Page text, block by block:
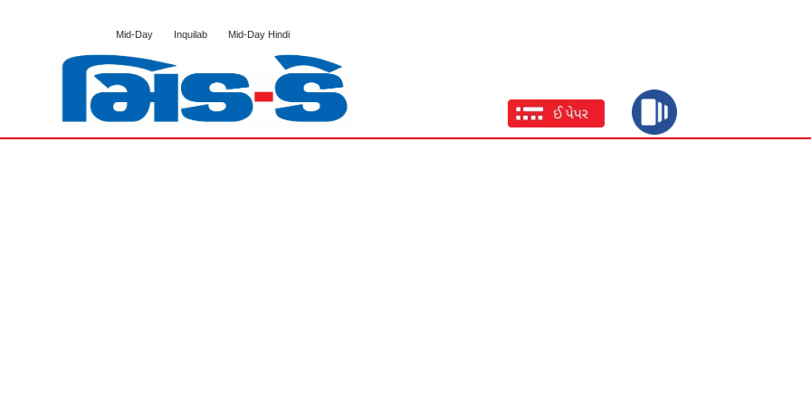
Mid-Day Inquilab Mid-Day Hindi